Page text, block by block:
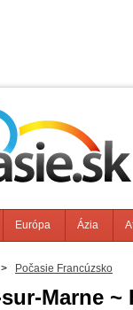
Európa Ázia
> Počasie Francúzsko
Marne ~